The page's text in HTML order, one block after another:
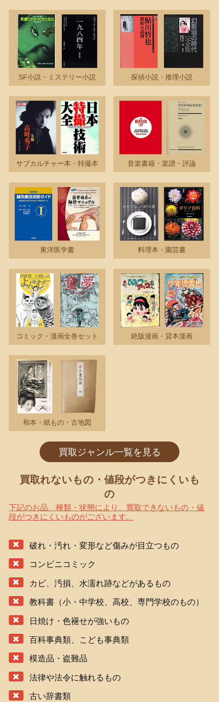
SF小説・ミステリー小説 探偵小説・推理小説
サブカルチャー本・特撮本 音楽書籍・楽譜・評論
東洋医学書 料理本・園芸書
コミック・漫画全巻セット 絶版漫画・貸本漫画
和本・紙もの・古地図
買取ジャンル一覧を見る
買取れないもの・値段がつきにくいも
の
下記のお品、種類・状態により、買取できないもの・値
段がつきにくいものがございます。
破れ・汚れ・変形など傷みが目立つもの
コンビニコミック
カビ、汚損、水濡れ跡などがあるもの
教科書（小・中学校、高校、専門学校のもの）
日焼け・色褪せが強いもの
百科事典類、こども事典類
模造品・盗難品
法律や法令に触れるもの
古い辞書類